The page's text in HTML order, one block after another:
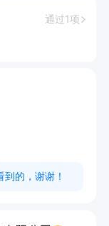
通过1项
到的，谢谢！